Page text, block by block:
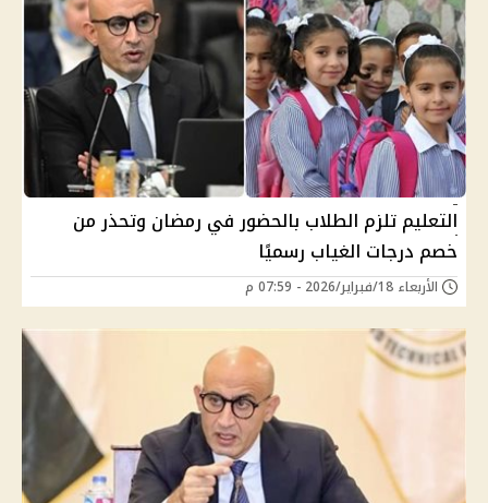
التعليم تلزم الطلاب بالحضور في رمضان وتحذر من
خصم درجات الغياب رسميًا
الأربعاء 18/فبراير/2026 - 07:59 م